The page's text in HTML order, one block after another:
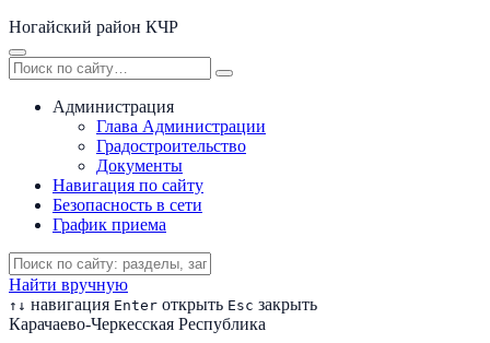
Ногайский район КЧР
Администрация
Глава Администрации
Градостроительство
Документы
Навигация по сайту
Безопасность в сети
График приема
Найти вручную
↑ ↓ навигация Enter открыть Esc закрыть
Карачаево-Черкесская Республика